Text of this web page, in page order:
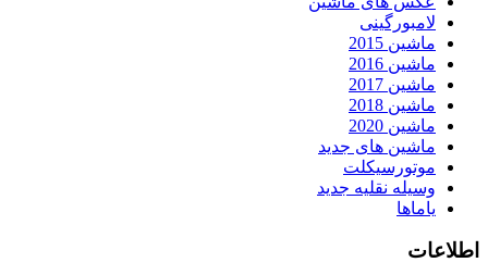
لامبورگینی
ماشین 2015
ماشین 2016
ماشین 2017
ماشین 2018
ماشین 2020
ماشین های جدید
موتورسیکلت
وسیله نقلیه جدید
یاماها
اطلاعات